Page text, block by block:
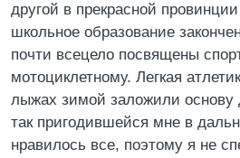
другой в прекрасной
школьное образование
почти всецело посвящены
мотоциклетному. Легкая
лыжах зимой заложили основу
так пригодившейся мне в
нравилось все, поэтому я не